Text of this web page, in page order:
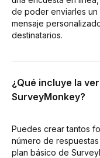
de poder enviarles
mensaje
destinatarios.
¿Qué incluye la
SurveyMonkey?
Puedes crear tantos
número de
plan básico de